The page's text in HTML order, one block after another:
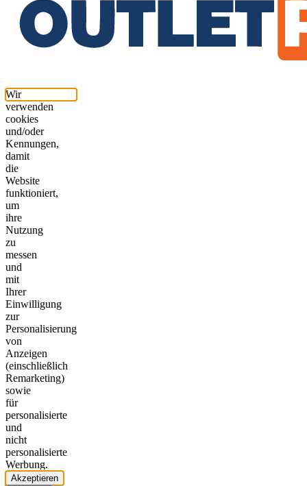
Wir
verwenden
cookies
und/oder
Kennungen,
damit
die
Website
funktioniert,
um
ihre
Nutzung
zu
messen
und
mit
Ihrer
Einwilligung
zur
Personalisierung
von
Anzeigen
(einschließlich
Remarketing)
sowie
für
personalisierte
und
nicht
personalisierte
Werbung.
Akzeptieren